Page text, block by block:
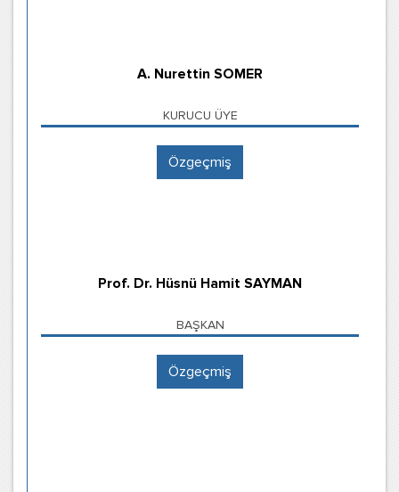
A. Nurettin SOMER
KURUCU ÜYE
Özgeçmiş
Prof. Dr. Hüsnü Hamit SAYMAN
BAŞKAN
Özgeçmiş